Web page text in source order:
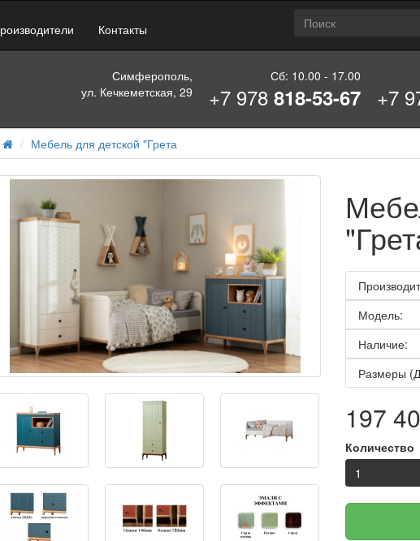
Контакты
Симферополь,
ул. Кечкеметская, 29
Сб: 10.00 - 17.00
+7 978818-53-67 +7
Мебель для детской "Грета
Модель:
Наличие:
Размеры
197
Количество